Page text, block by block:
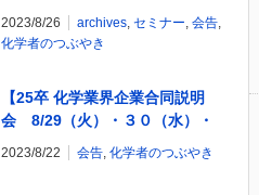
回 Wako 有機合成セミナー オ
ンデマンド配信を開始！ 富士
2023/8/26 archives, セミナー, 会告,
化学者のつぶやき
【25卒 化学業界企業合同説明
会 8/29（火）・３０（水）・
9/5（火）・6（水） Zoomウェ
ビナー開催！】化学系学生のた
2023/8/22 会告, 化学者のつぶやき